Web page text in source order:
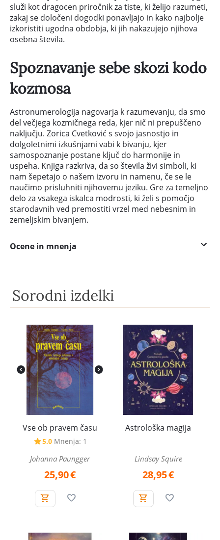
služi kot dragocen priročnik za tiste, ki želijo razumeti,
zakaj se določeni dogodki ponavljajo in kako najbolje
izkoristiti ugodna obdobja, ki jih nakazujejo njihova
osebna števila.
Spoznavanje sebe skozi kodo
kozmosa
Astronumerologija nagovarja k razumevanju, da smo
del večjega kozmičnega reda, kjer nič ni prepuščeno
naključju. Zorica Cvetković s svojo jasnostjo in
dolgoletnimi izkušnjami vabi k bivanju, kjer
samospoznanje postane ključ do harmonije in
uspeha. Knjiga razkriva, da so števila živi simboli, ki
nam šepetajo o našem izvoru in namenu, če se le
naučimo prisluhniti njihovemu jeziku. Gre za temeljno
delo za vsakega iskalca modrosti, ki želi s pomočjo
starodavnih ved premostiti vrzel med nebesnim in
zemeljskim bivanjem.
Ocene in mnenja
Sorodni izdelki
Vse ob pravem času
5.0 Mnenja: 1
Johanna Paungger
25,90€
Astrološka magija
Lindsay Squire
28,95€